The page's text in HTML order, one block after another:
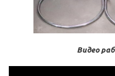
Видео